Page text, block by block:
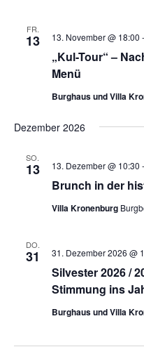
FR.
13
„Kul-Tour“ –
Menü
13. November @ 18:00 -
Burghaus und Villa
Dezember 2026
SO.
13
Brunch in der
13. Dezember @ 10:30 -
Villa Kronenburg
DO.
31
Silvester 2026 /
Stimmung ins
31. Dezember 2026 @
Burghaus und Villa